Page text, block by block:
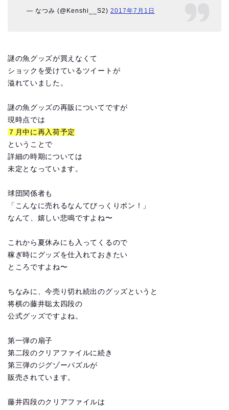
— なつみ (@Kenshi__S2) 2017年7月1日
謎の魚グッズが買えなくて
ショックを受けているツイートが
溢れていました。
謎の魚グッズの再販についてですが
現時点では
７月中に再入荷予定
ということで
詳細の時期については
未定となっています。
球団関係者も
「こんなに売れるなんてびっくりポン！」
なんて、嬉しい悲鳴ですよね〜
これから夏休みにも入ってくるので
稼ぎ時にグッズを仕入れておきたい
ところですよね〜
ちなみに、今売り切れ続出のグッズというと
将棋の藤井聡太四段の
公式グッズですよね。
第一弾の扇子
第二段のクリアファイルに続き
第三弾のジグゾーパズルが
販売されています。
藤井四段のクリアファイルは